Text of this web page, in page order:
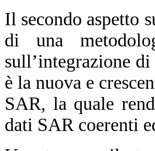
Il secondo aspetto
di una
sull’integrazione
è la nuova e
SAR, la quale
dati SAR coerenti